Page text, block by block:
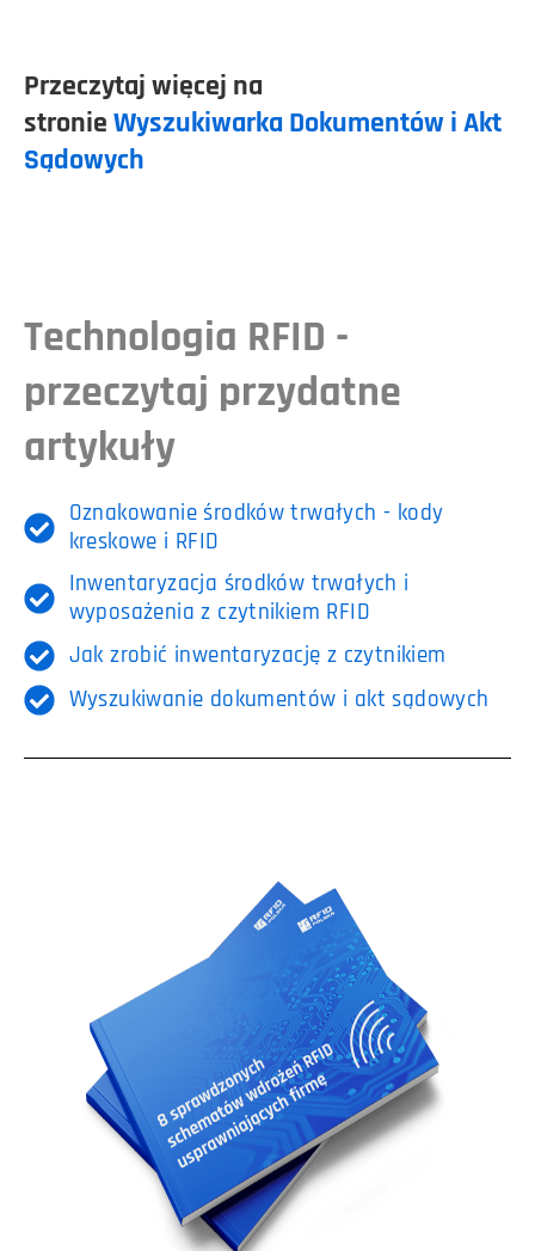
Przeczytaj więcej na
stronie Wyszukiwarka Dokumentów i Akt
Sądowych
Technologia RFID -
przeczytaj przydatne
artykuły
Oznakowanie środków trwałych - kody
kreskowe i RFID
Inwentaryzacja środków trwałych i
wyposażenia z czytnikiem RFID
Jak zrobić inwentaryzację z czytnikiem
Wyszukiwanie dokumentów i akt sądowych